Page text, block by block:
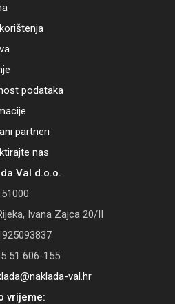
podataka
partneri
nas
Val d.o.o.
Ivana Zajca 20/II
51 606-155
val.hr
vrijeme: